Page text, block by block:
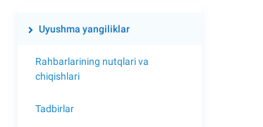
Uyushma yangiliklar
Rahbarlarining nutqlari va
chiqishlari
Tadbirlar